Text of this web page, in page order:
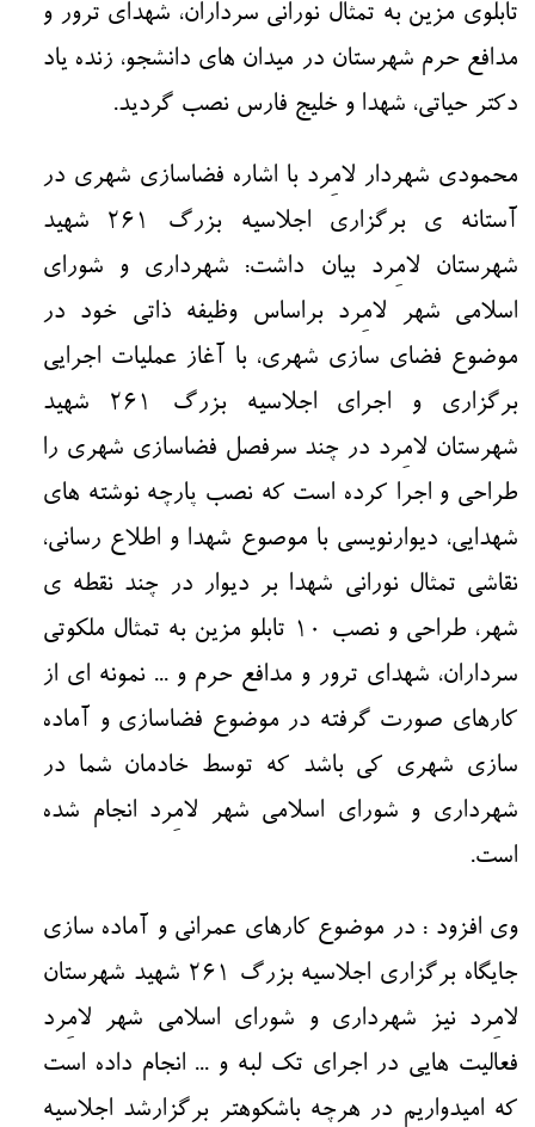
تابلوی مزین به تمثال نورانی سرداران، شهدای ترور و
مدافع حرم شهرستان در میدان های دانشجو، زنده یاد
دکتر حیاتی، شهدا و خلیج فارس نصب گردید.
محمودی شهردار لامِرد با اشاره فضاسازی شهری در
آستانه ی برگزاری اجلاسیه بزرگ ۲۶۱ شهید
شهرستان لامِرد بیان داشت: شهرداری و شورای
اسلامی شهر لامِرد براساس وظیفه ذاتی خود در
موضوع فضای سازی شهری، با آغاز عملیات اجرایی
برگزاری و اجرای اجلاسیه بزرگ ۲۶۱ شهید
شهرستان لامِرد در چند سرفصل فضاسازی شهری را
طراحی و اجرا کرده است که نصب پارچه نوشته های
شهدایی، دیوارنویسی با موصوع شهدا و اطلاع رسانی،
نقاشی تمثال نورانی شهدا بر دیوار در چند نقطه ی
شهر، طراحی و نصب ۱۰ تابلو مزین به تمثال ملکوتی
سرداران، شهدای ترور و مدافع حرم و ... نمونه ای از
کارهای صورت گرفته در موضوع فضاسازی و آماده
سازی شهری کی باشد که توسط خادمان شما در
شهرداری و شورای اسلامی شهر لامِرد انجام شده
است.
وی افزود : در موضوع کارهای عمرانی و آماده سازی
جایگاه برگزاری اجلاسیه بزرگ ۲۶۱ شهید شهرستان
لامِرد نیز شهرداری و شورای اسلامی شهر لامِرد
فعالیت هایی در اجرای تک لبه و ... انجام داده است
که امیدواریم در هرچه باشکوهتر برگزارشد اجلاسیه